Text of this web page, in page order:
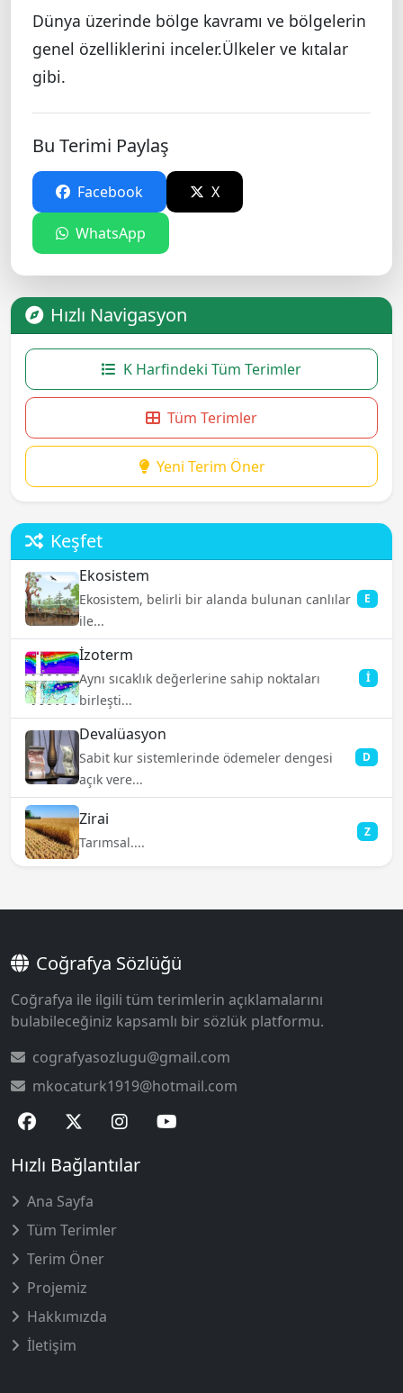
Dünya üzerinde bölge kavramı ve bölgelerin
genel özelliklerini inceler.Ülkeler ve kıtalar
gibi.
Bu Terimi Paylaş
Facebook X
WhatsApp
Hızlı Navigasyon
K Harfindeki Tüm Terimler
Tüm Terimler
Yeni Terim Öner
Keşfet
Ekosistem
Ekosistem, belirli bir alanda bulunan canlılar
ile...
E
İzoterm
Aynı sıcaklık değerlerine sahip noktaları
birleşti...
İ
Devalüasyon
Sabit kur sistemlerinde ödemeler dengesi
açık vere...
D
Zirai
Tarımsal....
Z
Coğrafya Sözlüğü
Coğrafya ile ilgili tüm terimlerin açıklamalarını
bulabileceğiniz kapsamlı bir sözlük platformu.
cografyasozlugu@gmail.com
mkocaturk1919@hotmail.com
Hızlı Bağlantılar
Ana Sayfa
Tüm Terimler
Terim Öner
Projemiz
Hakkımızda
İletişim